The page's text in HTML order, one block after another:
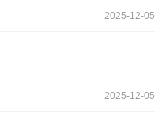
2025-12-05
2025-12-05